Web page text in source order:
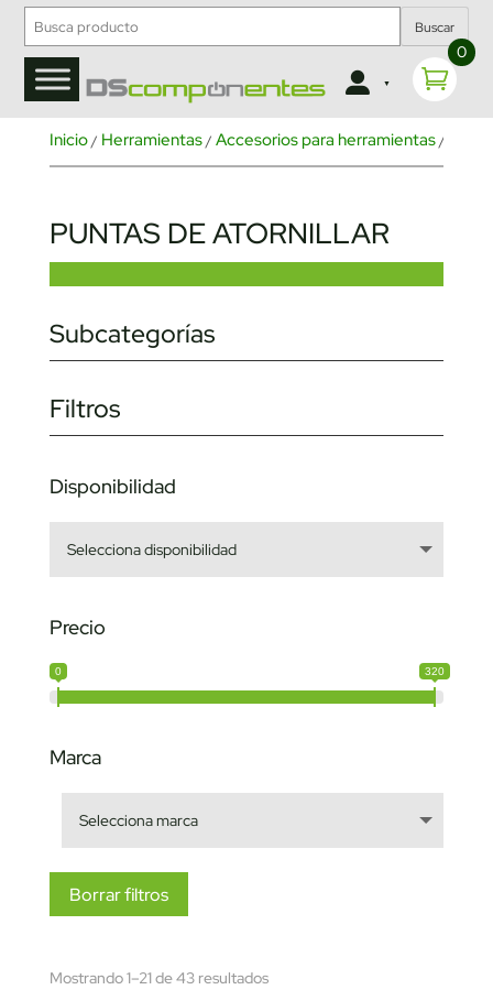
Buscar
0
Inicio/ Herramientas/ Accesorios para herramientas/
PUNTAS DE ATORNILLAR
Subcategorías
Filtros
Disponibilidad
Precio
0 320
Marca
Borrar filtros
Mostrando 1–21 de 43 resultadosSorted